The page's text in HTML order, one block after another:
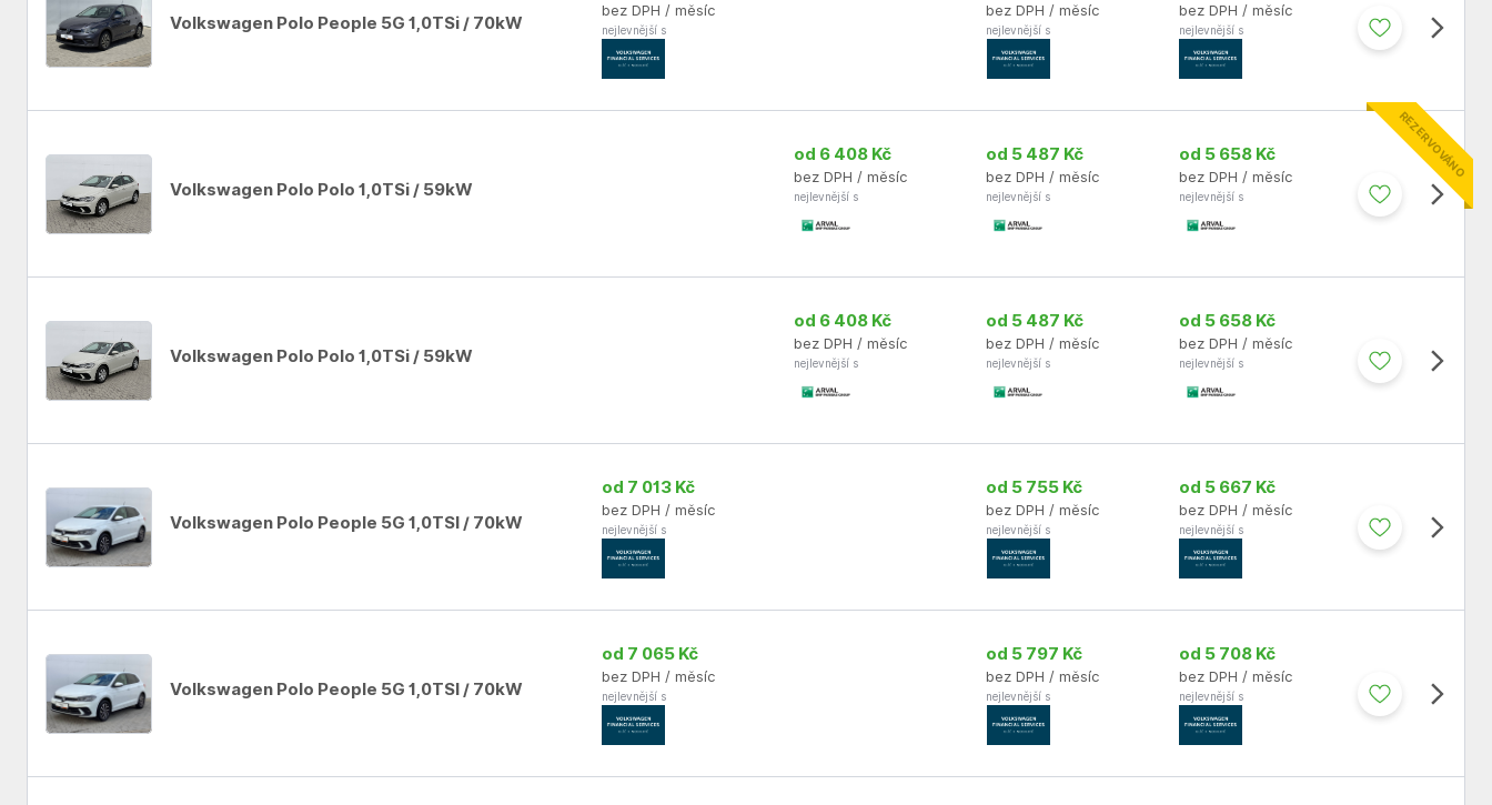
Volkswagen Polo People 5G 1,0TSi / 70kW
bez DPH / měsíc
nejlevnější s
bez DPH / měsíc
nejlevnější s
bez DPH / měsíc
nejlevnější s
Volkswagen Polo Polo 1,0TSi / 59kW
od 6 408 Kč
bez DPH / měsíc
nejlevnější s
od 5 487 Kč
bez DPH / měsíc
nejlevnější s
od 5 658 Kč
bez DPH / měsíc
nejlevnější s
REZERVOVÁNO
Volkswagen Polo Polo 1,0TSi / 59kW
od 6 408 Kč
bez DPH / měsíc
nejlevnější s
od 5 487 Kč
bez DPH / měsíc
nejlevnější s
od 5 658 Kč
bez DPH / měsíc
nejlevnější s
Volkswagen Polo People 5G 1,0TSI / 70kW
od 7 013 Kč
bez DPH / měsíc
nejlevnější s
od 5 755 Kč
bez DPH / měsíc
nejlevnější s
od 5 667 Kč
bez DPH / měsíc
nejlevnější s
Volkswagen Polo People 5G 1,0TSI / 70kW
od 7 065 Kč
bez DPH / měsíc
nejlevnější s
od 5 797 Kč
bez DPH / měsíc
nejlevnější s
od 5 708 Kč
bez DPH / měsíc
nejlevnější s